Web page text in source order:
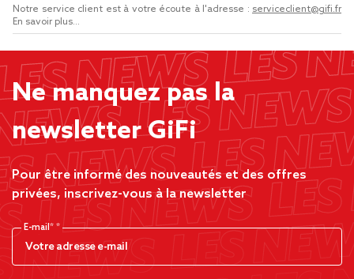
Notre service client est à votre écoute à l'adresse : serviceclient@gifi.fr
En savoir plus...
Ne manquez pas la
newsletter GiFi
Pour être informé des nouveautés et des offres
privées, inscrivez-vous à la newsletter
E-mail*